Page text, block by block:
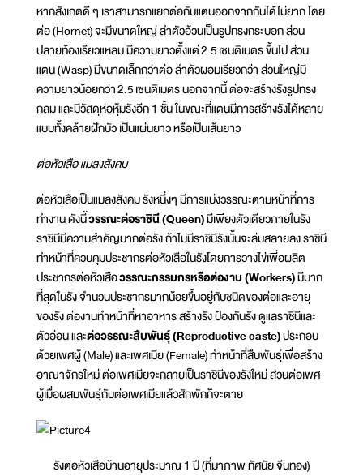
หากสังเกตดี ๆ เราสามารถแยกต่อกับแตนออกจากกันได้ไม่ยาก โดย
ต่อ (Hornet) จะมีขนาดใหญ่ ลำตัวอ้วนเป็นรูปทรงกระบอก ส่วน
ปลายท้องเรียวแหลม มีความยาวตั้งแต่ 2.5 เซนติเมตร ขึ้นไป ส่วน
แตน (Wasp) มีขนาดเล็กกว่าต่อ ลำตัวผอมเรียวกว่า ส่วนใหญ่มี
ความยาวน้อยกว่า 2.5 เซนติเมตร นอกจากนี้ ต่อจะสร้างรังรูปทรง
กลม และมีวัสดุห่อหุ้มรังอีก 1 ชั้น ในขณะที่แตนมีการสร้างรังได้หลาย
แบบทั้งคล้ายฝักบัว เป็นแผ่นยาว หรือเป็นเส้นยาว
ต่อหัวเสือ แมลงสังคม
ต่อหัวเสือเป็นแมลงสังคม รังหนึ่งๆ มีการแบ่งวรรณะตามหน้าที่การ
ทำงาน ดังนี้วรรณะต่อราชินี (Queen)มีเพียงตัวเดียวภายในรัง
ราชินีมีความสำคัญมากต่อรัง ถ้าไม่มีราชินีรังนั้นจะล่มสลายลง ราชินี
ทำหน้าที่ควบคุมประชากรต่อหัวเสือในรังโดยการวางไข่เพื่อผลิต
ประชากรต่อหัวเสือวรรณะกรรมกรหรือต่องาน (Workers)มีมาก
ที่สุดในรัง จำนวนประชากรมากน้อยขึ้นอยู่กับชนิดของต่อและอายุ
ของรัง ต่องานทำหน้าที่หาอาหาร สร้างรัง ป้องกันรัง ดูแลราชินีและ
ตัวอ่อน และต่อวรรณะสืบพันธุ์ (Reproductive caste)ประกอบ
ด้วยเพศผู้ (Male) และเพศเมีย (Female) ทำหน้าที่สืบพันธุ์เพื่อสร้าง
อาณาจักรใหม่ ต่อเพศเมียจะกลายเป็นราชินีของรังใหม่ ส่วนต่อเพศ
ผู้เมื่อผสมพันธุ์กับต่อเพศเมียแล้วสักพักก็จะตาย
รังต่อหัวเสือบ้านอายุประมาณ 1 ปี (ที่มาภาพ ทัศนัย จีนทอง)